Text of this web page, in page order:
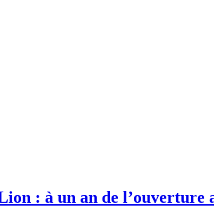
: à un an de l’ouverture